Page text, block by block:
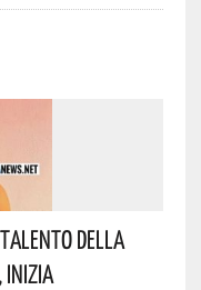
Della
Inizia